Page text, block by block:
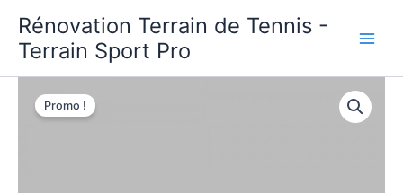
contenu
Rénovation Terrain de Tennis -
Terrain Sport Pro
Promo !
belt
quantity